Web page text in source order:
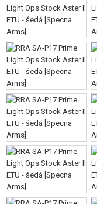
DOPLŇKY KE
NÁHRADNÍ DÍLY,
SERVIS A ÚDRŽBA
SEBEOBRANA,
TERČE, STŘELNICE
OUTDOOR A
JÍDLO